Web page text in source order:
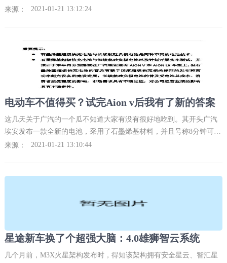
值的选手入局，让微型车看似难有作为，但是它们凭借着价格优势、
来源： 2021-01-21 13:12:24
电动车不值得买？试完Aion v后我有了新的答案
这几天关于广汽的一个瓜不知道大家有没有很好地吃到。其开头广汽
埃安发布一款全新的电池，采用了石墨烯基材料，并且号称8分钟可充
满80%电池，并且可以让整车NEDC续航达到1000km。更重要的是，
来源： 2021-01-21 13:10:44
星途新车换了个超强大脑：4.0雄狮智云系统
几个月前，M3X火星架构发布时，得知该架构拥有安全星云、智汇星